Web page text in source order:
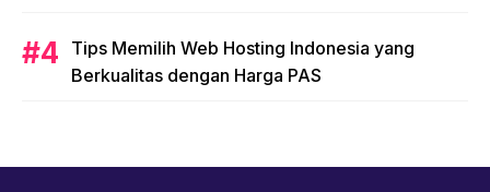
Tips Memilih Web Hosting Indonesia yang
Berkualitas dengan Harga PAS